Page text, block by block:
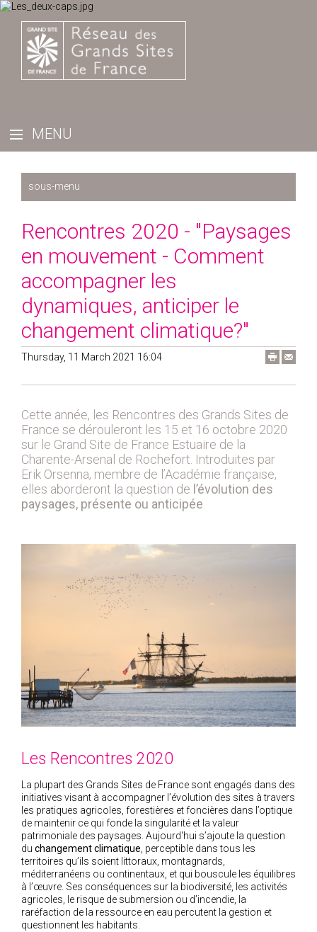
2025
2024
2023
2022
2019
2020
2021
2016
2015
2014
2012
2013
2010
2004
Rencontres 2020 - "Paysages
en mouvement - Comment
accompagner les
dynamiques, anticiper le
changement climatique?"
Thursday, 11 March 2021 16:04
Cette année, les Rencontres des Grands Sites de
France se dérouleront les 15 et 16 octobre 2020
sur le Grand Site de France Estuaire de la
Charente-Arsenal de Rochefort. Introduites par
Erik Orsenna, membre de l’Académie française,
elles aborderont la question de l’évolution des
paysages, présente ou anticipée
Les Rencontres 2020
La plupart des Grands Sites de France sont engagés dans des
initiatives visant à accompagner l’évolution des sites à travers
les pratiques agricoles, forestières et foncières dans l’optique
de maintenir ce qui fonde la singularité et la valeur
patrimoniale des paysages. Aujourd'hui s’ajoute la question
du changement climatique, perceptible dans tous les
territoires qu’ils soient littoraux, montagnards,
méditerranéens ou continentaux, et qui bouscule les équilibres
à l’œuvre. Ses conséquences sur la biodiversité, les activités
agricoles, le risque de submersion ou d’incendie, la
raréfaction de la ressource en eau percutent la gestion et
questionnent les habitants.